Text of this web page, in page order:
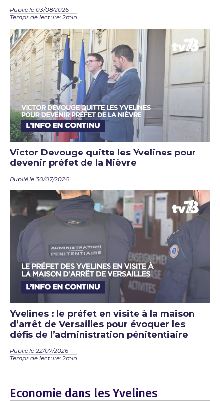
Publié le 03/08/2026
Temps de lecture: 2min
Victor Devouge quitte les Yvelines pour
devenir préfet de la Nièvre
Publié le 30/07/2026
Yvelines : le préfet en visite à la maison
d’arrêt de Versailles pour évoquer les
défis de l’administration pénitentiaire
Publié le 22/07/2026
Temps de lecture: 2min
Economie dans les Yvelines